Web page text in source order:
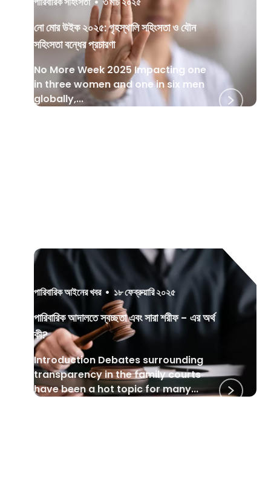
নো মোর উইক ২০২৫: গৃহস্থালি সহিংসতা ও যৌন
সহিংসতা বন্ধের প্রচারণা
No More Week 2025 Impacting one
in three women and one in six men
globally,...
পারিবারিক আইনের খবর • ১৮ ফেব্রুয়ারি ২০২৫
পারিবারিক আদালতে স্বচ্ছতা এবং সারা শরীফ - এর অর্থ
কী?
Introduction Debates surrounding
transparency in the family courts
have been a hot topic for many...